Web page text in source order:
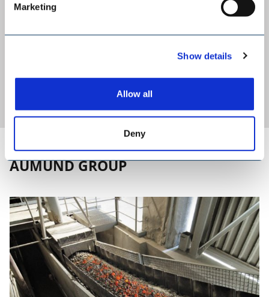
Marketing
Show details
Allow all
Deny
AUMUND GROUP